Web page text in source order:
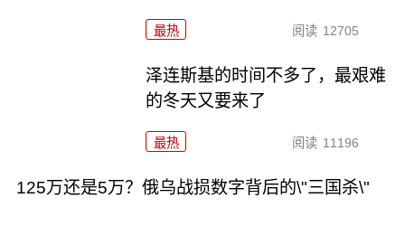
最热 阅读 12705
泽连斯基的时间不多了，最艰难
的冬天又要来了
最热 阅读 11196
125万还是5万？俄乌战损数字背后的\"三国杀\"